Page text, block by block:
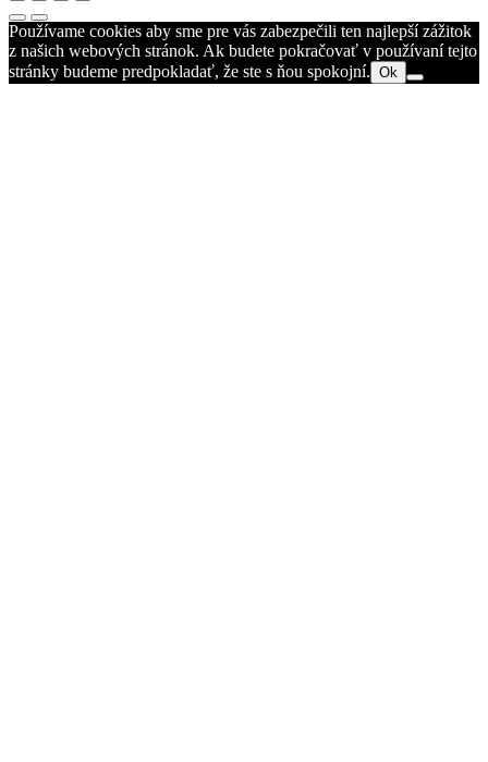
Používame cookies aby sme pre vás zabezpečili ten najlepší zážitok
z našich webových stránok. Ak budete pokračovať v používaní tejto
stránky budeme predpokladať, že ste s ňou spokojní. Ok